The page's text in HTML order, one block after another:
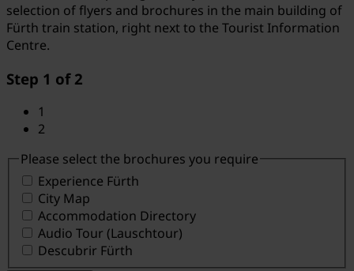
selection of flyers and brochures in the main building of
Fürth train station, right next to the Tourist Information
Centre.
Step 1 of 2
1
2
Please select the brochures you require
Experience Fürth
City Map
Accommodation Directory
Audio Tour (Lauschtour)
Descubrir Fürth